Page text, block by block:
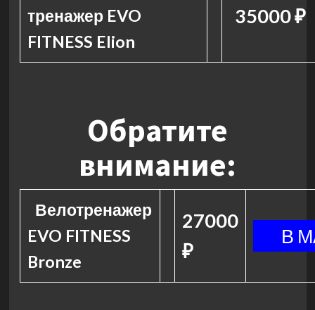
тренажер EVO
FITNESS Elion
35000 ₽
Обратите
внимание:
Велотренажер
EVO FITNESS
Bronze
27000
₽